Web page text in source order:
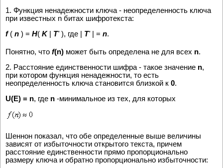
1. Функция ненадежности ключа - неопределенность ключа
при известных n битах шифротекста:
f ( n ) = H( K | T' ), где | T' | = n.
Понятно, что f(n) может быть определена не для всех n.
2. Расстояние единственности шифра - такое значение n,
при котором функция ненадежности, то есть
неопределенность ключа становится близкой к 0.
U(E) = n, где n -минимальное из тех, для которых
Шеннон показал, что обе определенные выше величины
зависят от избыточности открытого текста, причем
расстояние единственности прямо пропорционально
размеру ключа и обратно пропорционально избыточности: